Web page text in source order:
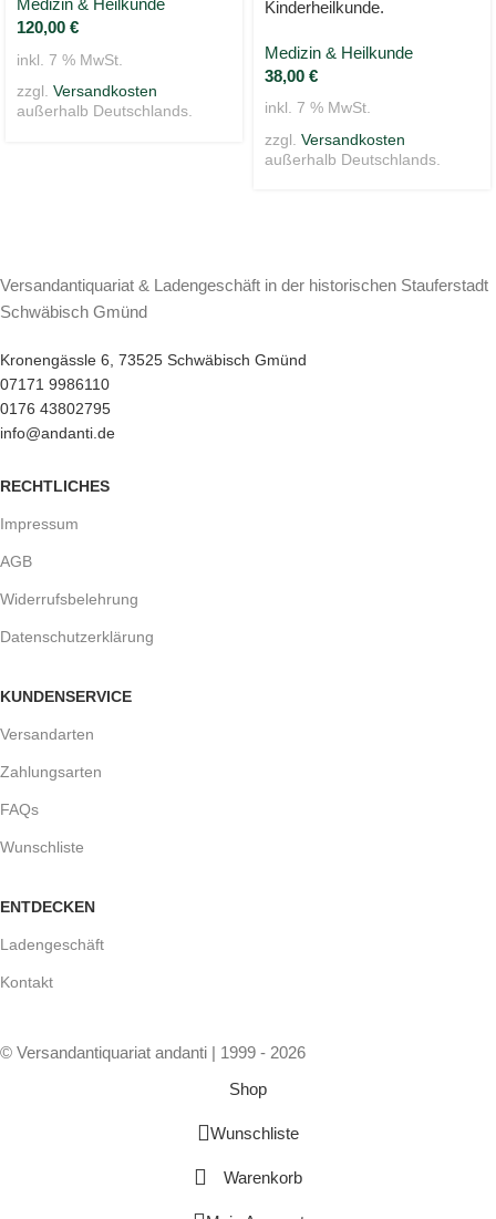
Medizin & Heilkunde
120,00 €
inkl. 7 % MwSt.
zzgl. Versandkosten
außerhalb Deutschlands.
Kinderheilkunde.
Medizin & Heilkunde
38,00 €
inkl. 7 % MwSt.
zzgl. Versandkosten
außerhalb Deutschlands.
Versandantiquariat & Ladengeschäft in der historischen Stauferstadt
Schwäbisch Gmünd
Kronengässle 6, 73525 Schwäbisch Gmünd
07171 9986110
0176 43802795
info@andanti.de
RECHTLICHES
Impressum
AGB
Widerrufsbelehrung
Datenschutzerklärung
KUNDENSERVICE
Versandarten
Zahlungsarten
FAQs
Wunschliste
ENTDECKEN
Ladengeschäft
Kontakt
© Versandantiquariat andanti | 1999 - 2026
Shop
Wunschliste
Warenkorb